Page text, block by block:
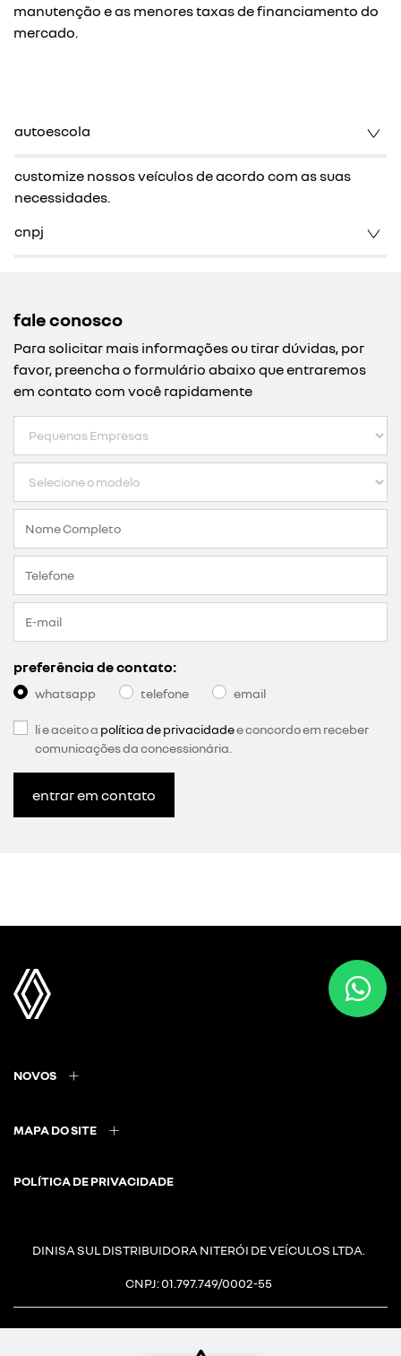
manutenção e as menores taxas de financiamento do
mercado.
autoescola
customize nossos veículos de acordo com as suas
necessidades.
cnpj
fale conosco
Para solicitar mais informações ou tirar dúvidas, por
favor, preencha o formulário abaixo que entraremos
em contato com você rapidamente
preferência de contato:
whatsapp telefone email
li e aceito a política de privacidadee concordo em receber
comunicações da concessionária.
entrar em contato
NOVOS
MAPA DO SITE
POLÍTICA DE PRIVACIDADE
DINISA SUL DISTRIBUIDORA NITERÓI DE VEÍCULOS LTDA.
CNPJ: 01.797.749/0002-55